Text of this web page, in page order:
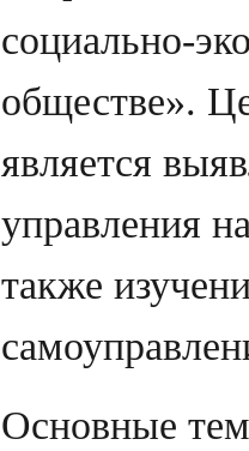
социально-
обществе».
является
управления
также
Основные